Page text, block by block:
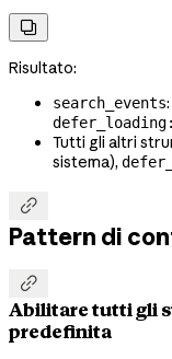

Risultato:
search_events:
Tutti gli altri
sistema),

Pattern di

Abilitare tutti gli
predefinita